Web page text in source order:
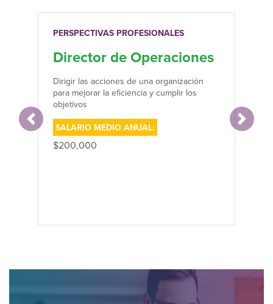
PERSPECTIVAS PROFESIONALES
Director de Operaciones
Dirigir las acciones de una organización
para mejorar la eficiencia y cumplir los
objetivos
SALARIO MEDIO ANUAL:
$200,000
Anterior